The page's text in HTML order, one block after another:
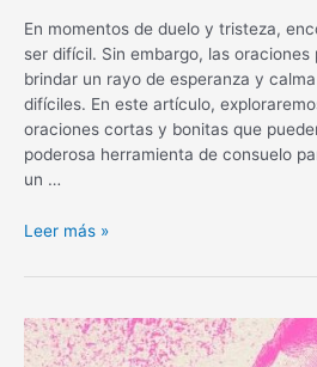
En momentos de duelo y tristeza,
ser difícil. Sin embargo, las
brindar un rayo de esperanza y
difíciles. En este artículo,
oraciones cortas y bonitas que
poderosa herramienta de consuelo
un …
Oraciones
difuntos:
y
bonitas,
Leer más »